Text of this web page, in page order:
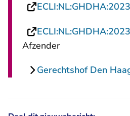
Afzender
Gerechtshof Den